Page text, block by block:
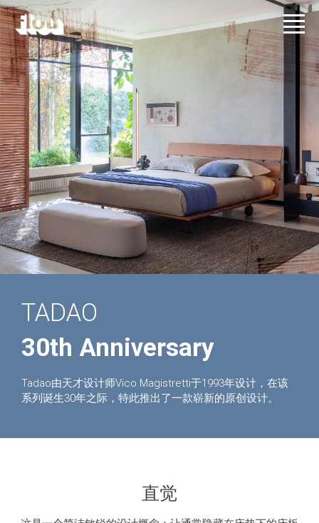
TADAO
30th Anniversary
Tadao由天才设计师Vico Magistretti于1993年设计，在该
系列诞生30年之际，特此推出了一款崭新的原创设计。
直觉